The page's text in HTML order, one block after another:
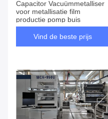
Capacitor Vacuümmetalliser
voor metallisatie film
productie pomp buis
Vind de beste prijs